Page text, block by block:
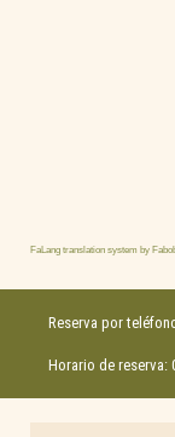
FaLang translation system by
Reserva por
Horario de reserva: